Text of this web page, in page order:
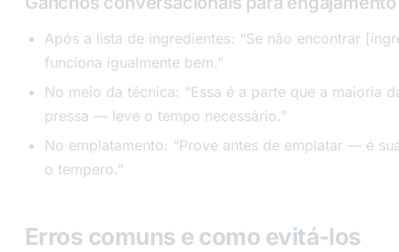
Após a lista de ingredientes: “Se não encontrar
funciona igualmente bem.”
No meio da técnica: “Essa é a parte que a maioria
pressa — leve o tempo necessário.”
No emplatamento: “Prove antes de emplatar — é
o tempero.”
Erros comuns e como evitá-los